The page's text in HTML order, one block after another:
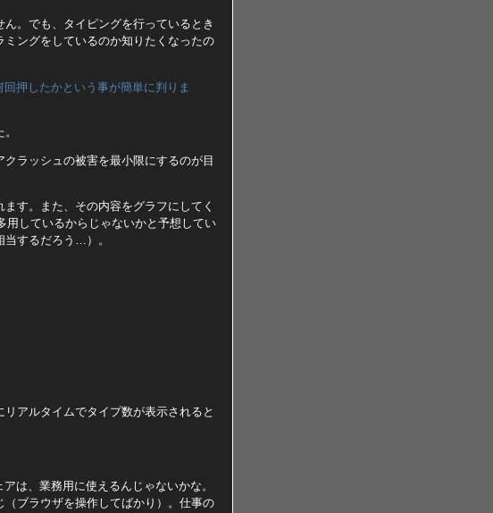
。でも、タイピングを行っているとき
ングをしているのか知りたくなったの
押したかという事が簡単に判りま
ラッシュの被害を最小限にするのが目
す。また、その内容をグラフにしてく
しているからじゃないかと予想してい
当するだろう…）。
アルタイムでタイプ数が表示されると
は、業務用に使えるんじゃないかな。
ブラウザを操作してばかり）。仕事の